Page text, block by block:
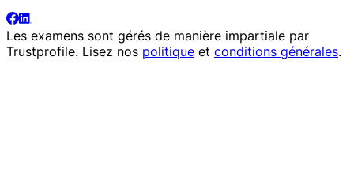
Les examens sont gérés de manière impartiale par
Trustprofile. Lisez nos politique et conditions générales.